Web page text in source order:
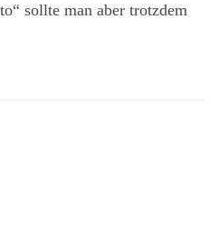
sollte man aber trotzdem